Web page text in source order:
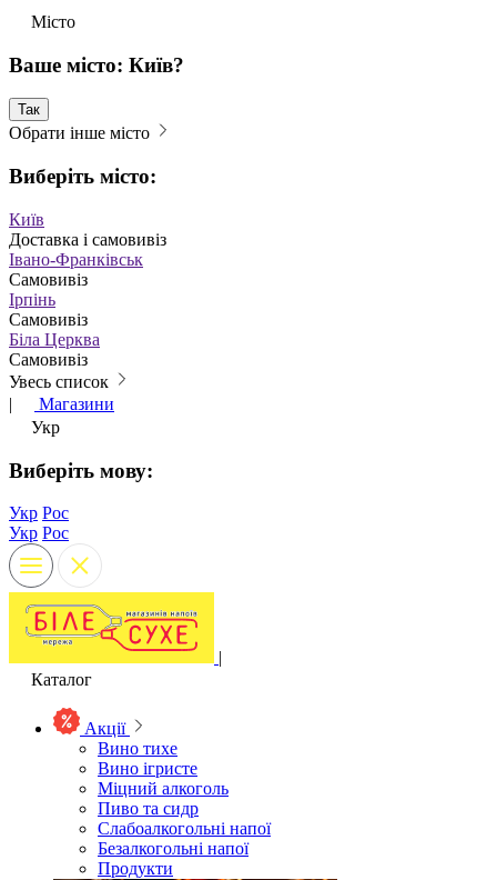
Місто
Ваше місто: Київ?
Так
Обрати інше місто
Виберіть місто:
Київ
Доставка і самовивіз
Івано-Франківськ
Самовивіз
Ірпінь
Самовивіз
Біла Церква
Самовивіз
Увесь список
|
Магазини
Укр
Виберіть мову:
Укр Рос
Укр Рос
|
Каталог
Акції
Вино тихе
Вино ігристе
Міцний алкоголь
Пиво та сидр
Слабоалкогольні напої
Безалкогольні напої
Продукти